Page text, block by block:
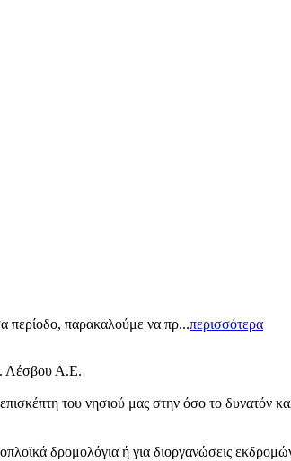
περίοδο, παρακαλούμε να πρ...περισσότερα
Λέσβου Α.Ε.
του νησιού μας στην όσο το δυνατόν
δρομολόγια ή για διοργανώσεις